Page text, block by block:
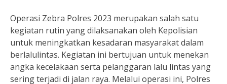
Operasi Zebra Polres 2023 merupakan salah satu
kegiatan rutin yang dilaksanakan oleh Kepolisian
untuk meningkatkan kesadaran masyarakat dalam
berlalulintas. Kegiatan ini bertujuan untuk menekan
angka kecelakaan serta pelanggaran lalu lintas yang
sering terjadi di jalan raya. Melalui operasi ini, Polres